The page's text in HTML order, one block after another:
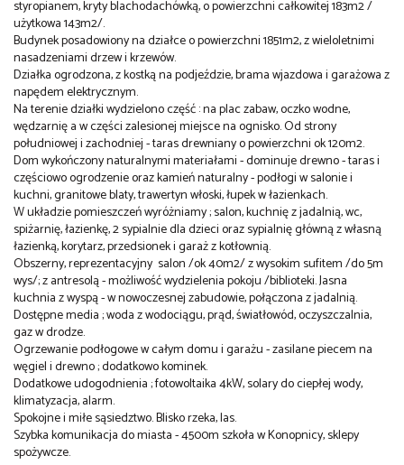
styropianem, kryty blachodachówką, o powierzchni całkowitej 183m2 /
użytkowa 143m2/.
Budynek posadowiony na działce o powierzchni 1851m2, z wieloletnimi
nasadzeniami drzew i krzewów.
Działka ogrodzona, z kostką na podjeździe, brama wjazdowa i garażowa z
napędem elektrycznym.
Na terenie działki wydzielono część : na plac zabaw, oczko wodne,
wędzarnię a w części zalesionej miejsce na ognisko. Od strony
południowej i zachodniej - taras drewniany o powierzchni ok 120m2.
Dom wykończony naturalnymi materiałami - dominuje drewno - taras i
częściowo ogrodzenie oraz kamień naturalny - podłogi w salonie i
kuchni, granitowe blaty, trawertyn włoski, łupek w łazienkach.
W układzie pomieszczeń wyróżniamy ; salon, kuchnię z jadalnią, wc,
spiżarnię, łazienkę, 2 sypialnie dla dzieci oraz sypialnię główną z własną
łazienką, korytarz, przedsionek i garaż z kotłownią.
Obszerny, reprezentacyjny salon /ok 40m2/ z wysokim sufitem /do 5m
wys/; z antresolą - możliwość wydzielenia pokoju /biblioteki. Jasna
kuchnia z wyspą - w nowoczesnej zabudowie, połączona z jadalnią.
Dostępne media ; woda z wodociągu, prąd, światłowód, oczyszczalnia,
gaz w drodze.
Ogrzewanie podłogowe w całym domu i garażu - zasilane piecem na
węgiel i drewno ; dodatkowo kominek.
Dodatkowe udogodnienia ; fotowoltaika 4kW, solary do ciepłej wody,
klimatyzacja, alarm.
Spokojne i miłe sąsiedztwo. Blisko rzeka, las.
Szybka komunikacja do miasta - 4500m szkoła w Konopnicy, sklepy
spożywcze.